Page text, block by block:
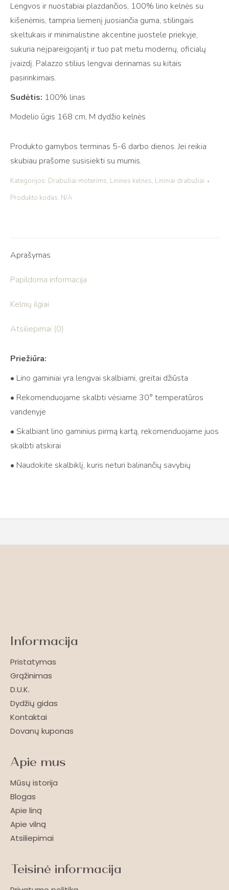
lininės
kelnės
su
skeltukais
BALI
medium
blue
Lengvos ir nuostabiai plazdančios, 100% lino kelnės su
kišenėmis, tampria liemenį juosiančia guma, stilingais
skeltukais ir minimalistine akcentine juostele priekyje,
sukuria neįpareigojantį ir tuo pat metu modernų, oficialų
įvaizdį. Palazzo stilius lengvai derinamas su kitais
pasirinkimais.
Sudėtis: 100% linas
Modelio ūgis 168 cm, M dydžio kelnės
Produkto gamybos terminas 5-6 darbo dienos. Jei reikia
skubiau prašome susisiekti su mumis.
Kategorijos: Drabužiai moterims, Lininės kelnės, Lininiai drabužiai
Produkto kodas: N/A
Aprašymas
Papildoma informacija
Kelnių ilgiai
Atsiliepimai (0)
Priežiūra:
• Lino gaminiai yra lengvai skalbiami, greitai džiūsta
• Rekomenduojame skalbti vėsiame 30° temperatūros
vandenyje
• Skalbiant lino gaminius pirmą kartą, rekomenduojame juos
skalbti atskirai
• Naudokite skalbiklį, kuris neturi balinančių savybių
Informacija
Pristatymas
Grąžinimas
D.U.K.
Dydžių gidas
Kontaktai
Dovanų kuponas
Apie mus
Mūsų istorija
Blogas
Apie liną
Apie vilną
Atsiliepimai
Teisinė informacija